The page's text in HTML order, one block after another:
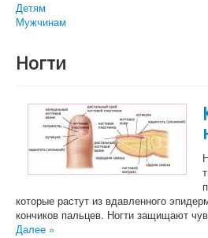
Детям
Мужчинам
Ногти
которые растут из вдавленного
кончиков пальцев. Ногти защищают
Далее »